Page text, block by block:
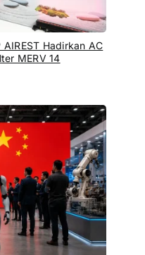
AIREST Hadirkan AC
MERV 14